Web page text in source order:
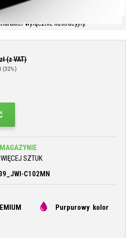
wyłącznie ilustracyjny.
(z VAT)
(32%)
SZTUK
C102MN
Purpurowy kolor